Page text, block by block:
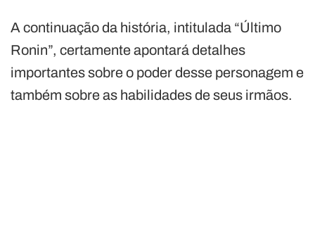
A continuação da história, intitulada “Último
Ronin”, certamente apontará detalhes
importantes sobre o poder desse personagem e
também sobre as habilidades de seus irmãos.